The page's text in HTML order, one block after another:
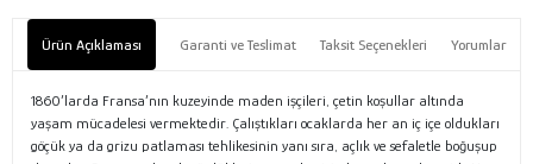
Ürün Açıklaması Garanti ve Teslimat Taksit Seçenekleri Yorumlar
1860’larda Fransa’nın kuzeyinde maden işçileri, çetin koşullar altında
yaşam mücadelesi vermektedir. Çalıştıkları ocaklarda her an iç içe oldukları
göçük ya da grizu patlaması tehlikesinin yanı sıra, açlık ve sefaletle boğuşup